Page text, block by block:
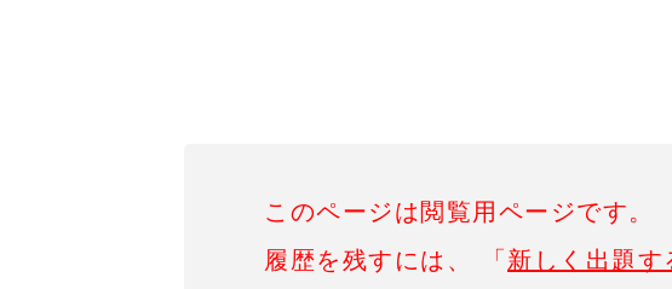
このページは閲覧用ページです。
履歴を残すには、 「 新しく出題す